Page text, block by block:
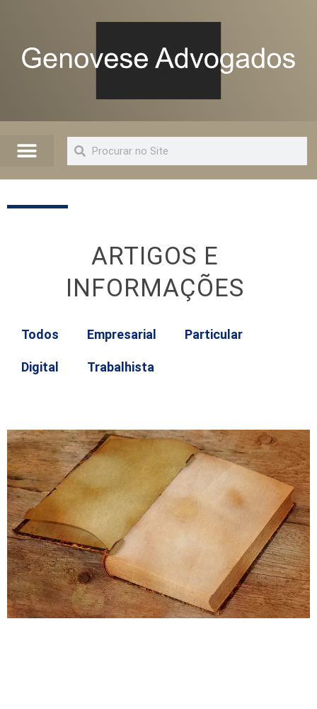
ARTIGOS E
INFORMAÇÕES
Todos Empresarial Particular
Digital Trabalhista